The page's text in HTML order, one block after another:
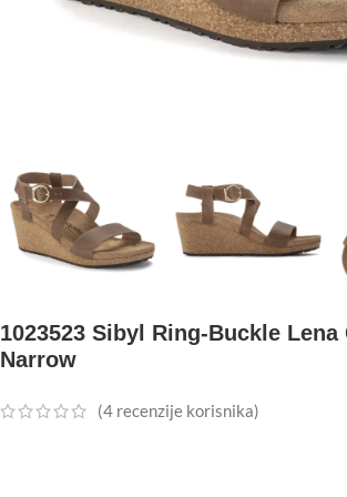
1023523 Sibyl Ring-Buckle Lena
Narrow
(4 recenzije korisnika)